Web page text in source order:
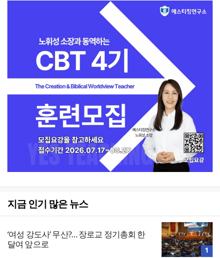
지금 인기 많은 뉴스
‘여성 강도사’ 무산?… 장로교 정기총회 한
달여 앞으로
1